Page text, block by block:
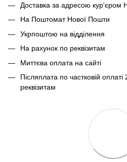
Доставка за адресою кур'єром
На Поштомат Нової Пошти
Укрпоштою на відділення
На рахунок по реквізитам
Миттєва оплата на сайті
Післяплата по частковій
реквізитам